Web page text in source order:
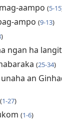
aampo (5-15
ampo (9-13)
)
ngan ha langit
(25-34)
an
1-27)
(1-6)